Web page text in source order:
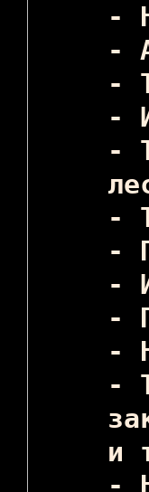
-
-
-
-
-
-
-
-
-
-
-
и
-